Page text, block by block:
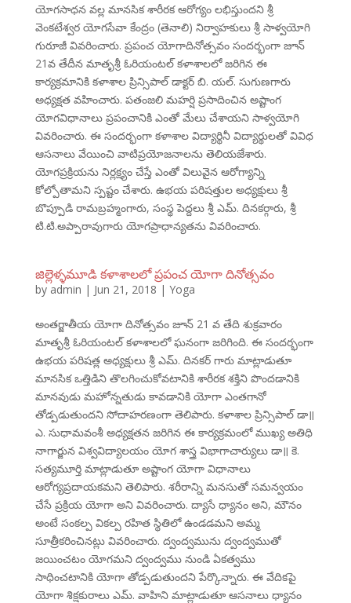
యోగసాధన వల్ల మానసిక శారీరక ఆరోగ్యం లభిస్తుందని శ్రీ
వెంకటేశ్వర యోగసేవా కేంద్రం (తెనాలి) నిర్వాహకులు శ్రీ సాళ్వయోగి
గురూజీ వివరించారు. ప్రపంచ యోగాదినోత్సవం సందర్భంగా జూన్
21వ తేదీన మాతృశ్రీ ఓరియంటల్ కళాశాలలో జరిగిన ఈ
కార్యక్రమానికి కళాశాల ప్రిన్సిపాల్ డాక్టర్ బి. యల్. సుగుణగారు
అధ్యక్షత వహించారు. పతంజలి మహర్షి ప్రసాదించిన అష్టాంగ
యోగవిధానాలు ప్రపంచానికి ఎంతో మేలు చేశాయని సాళ్వయోగి
వివరించారు. ఈ సందర్భంగా కళాశాల విద్యార్థినీ విద్యార్థులతో వివిధ
ఆసనాలు వేయించి వాటిప్రయోజనాలను తెలియజేశారు.
యోగప్రక్రియను నిర్లక్ష్యం చేస్తే ఎంతో విలువైన ఆరోగ్యాన్ని
కోల్పోతామని స్పష్టం చేశారు. ఉభయ పరిషత్తుల అధ్యక్షులు శ్రీ
బొప్పూడి రామబ్రహ్మంగారు, సంస్థ పెద్దలు శ్రీ ఎమ్. దినకర్గారు, శ్రీ
టి.టి.అప్పారావుగారు యోగప్రాధాన్యతను వివరించారు.
జిల్లెళ్ళమూడి కళాశాలలో ప్రపంచ యోగా దినోత్సవం
by admin | Jun 21, 2018 | Yoga
అంతర్జాతీయ యోగా దినోత్సవం జూన్ 21 వ తేది శుక్రవారం
మాతృశ్రీ ఓరియంటల్ కళాశాలలో ఘనంగా జరిగింది. ఈ సందర్భంగా
ఉభయ పరిషత్ల అధ్యక్షులు శ్రీ ఎమ్. దినకర్ గారు మాట్లాడుతూ
మానసిక ఒత్తిడిని తొలగించుకోవటానికి శారీరక శక్తిని పొందడానికి
మానవుడు మహోన్నతుడు కావడానికి యోగా ఎంతగానో
తోడ్పడుతుందని సోదాహరణంగా తెలిపారు. కళాశాల ప్రిన్సిపాల్ డా॥
ఎ. సుధామవంశీ అధ్యక్షతన జరిగిన ఈ కార్యక్రమంలో ముఖ్య అతిధి
నాగార్జున విశ్వవిద్యాలయం యోగ శాస్త్ర విభాగాచార్యులు డా॥ కె.
సత్యమూర్తి మాట్లాడుతూ అష్టాంగ యోగా విధానాలు
ఆరోగ్యప్రదాయకమని తెలిపారు. శరీరాన్ని మనసుతో సమన్వయం
చేసే ప్రక్రియ యోగా అని వివరించారు. ద్యాసే ధ్యానం అని, మౌనం
అంటే సంకల్ప వికల్ప రహిత స్థితిలో ఉండడమని అమ్మ
సూత్రీకరించినట్లు వివరించారు. ద్వంద్వమును ద్వంద్వముతో
జయించటం యోగమని ద్వంద్వము నుండి ఏకత్వము
సాధించటానికి యోగా తోడ్పడుతుందని పేర్కొన్నారు. ఈ వేదికపై
యోగా శిక్షకురాలు ఎమ్. వాహిని మాట్లాడుతూ ఆసనాలు ధ్యానం